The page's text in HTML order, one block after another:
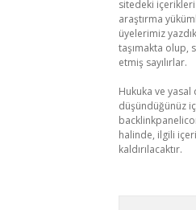
sitedeki
araştırma
üyelerimiz
taşımakta olup,
etmiş sayılırlar.
Hukuka ve yasal
düşündüğünüz
halinde, ilgili
kaldırılacaktır.